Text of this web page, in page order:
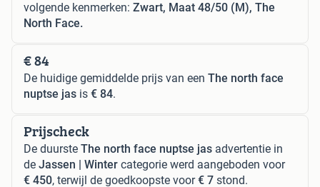
volgende kenmerken: Zwart, Maat 48/50 (M), The
North Face.
€ 84
De huidige gemiddelde prijs van een The north face
nuptse jas is € 84.
Prijscheck
De duurste The north face nuptse jas advertentie in
de Jassen | Winter categorie werd aangeboden voor
€ 450, terwijl de goedkoopste voor€ 7 stond.